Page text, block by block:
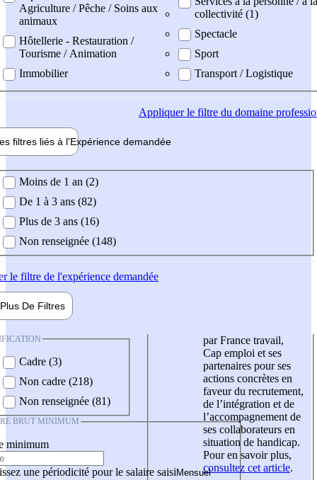
Agriculture / Pêche / Soins aux
animaux
Hôtellerie - Restauration /
Tourisme / Animation
Immobilier
collectivité (1)
Spectacle
Sport
Transport / Logistique
Appliquerle filtre du domaine
filtres liés à l'Expérience demandée
demandée
Moins de 1 an (2)
De 1 à 3 ans (82)
Plus de 3 ans (16)
Non renseignée (148)
le filtre de l'expérience demandée
Plus De Filtres
Cadre (3)
Non cadre (218)
Non renseignée (81)
BRUT MINIMUM
minimum
une périodicité pour le salaire saisi
par France travail,
Cap emploi et ses
partenaires pour ses
actions concrètes en
faveur du recrutement,
de l’intégration et de
l’accompagnement de
ses collaborateurs en
situation de handicap.
Pour en savoir plus,
consultez cet article.